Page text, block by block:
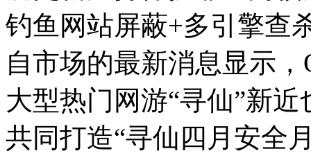
钓鱼网站屏蔽+多引擎查
自市场的最新消息显示
大型热门网游“寻仙”新
共同打造“寻仙四月安全